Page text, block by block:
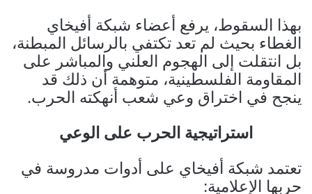
بهذا السقوط، يرفع أعضاء شبكة أفيخاي
الغطاء بحيث لم تعد تكتفي بالرسائل المبطنة،
بل انتقلت إلى الهجوم العلني والمباشر على
المقاومة الفلسطينية، متوهمة أن ذلك قد
ينجح في اختراق وعي شعب أنهكته الحرب.
استراتيجية الحرب على الوعي
تعتمد شبكة أفيخاي على أدوات مدروسة في
حربها الإعلامية: